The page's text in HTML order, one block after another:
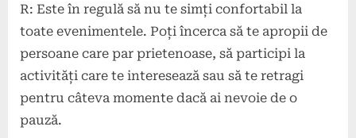
R: Este în regulă să nu te simți confortabil la
toate evenimentele. Poți încerca să te apropii de
persoane care par prietenoase, să participi la
activități care te interesează sau să te retragi
pentru câteva momente dacă ai nevoie de o
pauză.